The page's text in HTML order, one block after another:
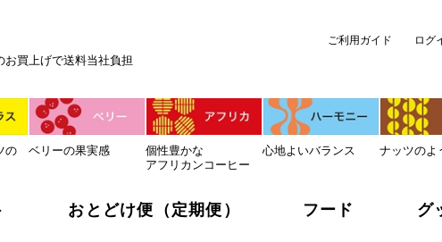
お買上げで送料当社負担
ご利用ガイド ログ
の
ベリーの果実感
個性豊かな
アフリカンコーヒー
心地よいバランス ナッツのよ
おとどけ便（定期便） フード グ